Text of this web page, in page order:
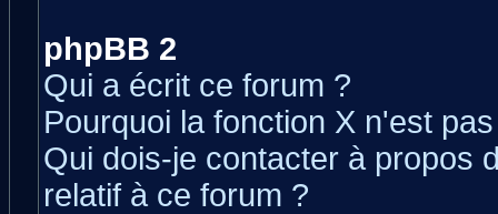
phpBB 2
Qui a écrit ce forum ?
Pourquoi la fonction X n'est
Qui dois-je contacter à propos
relatif à ce forum ?